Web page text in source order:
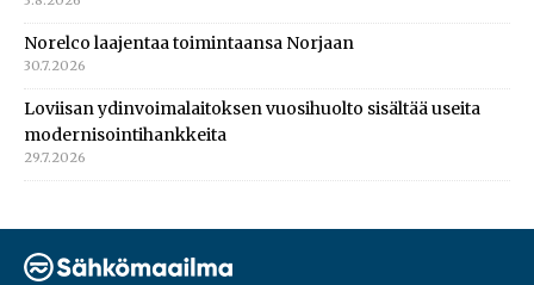
Norelco laajentaa toimintaansa Norjaan
30.7.2026
Loviisan ydinvoimalaitoksen vuosihuolto sisältää useita
modernisointihankkeita
29.7.2026